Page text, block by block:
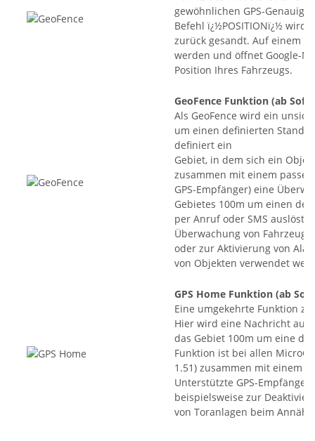
gewöhnlichen GPS-
Befehl ï¿½POSITIONï¿½ wird
zurück gesandt. Auf einem
werden und öffnet Google-
Position Ihres Fahrzeugs.
GeoFence Funktion (ab
Als GeoFence wird ein
um einen definierten
definiert ein
Gebiet, in dem sich ein
zusammen mit einem
GPS-Empfänger) eine
Gebietes 100m um einen
per Anruf oder SMS auslöst.
Überwachung von
oder zur Aktivierung von
von Objekten verwendet
GPS Home Funktion (ab
Eine umgekehrte Funktion zu
Hier wird eine Nachricht
das Gebiet 100m um eine
Funktion ist bei allen
1.51) zusammen mit einem
Unterstützte GPS-
beispielsweise zur
von Toranlagen beim